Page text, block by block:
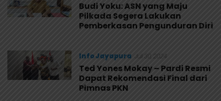
Budi Yoku: ASN yang Maju
Pilkada Segera Lakukan
Pemberkasan Pengunduran Diri
Info Jayapura Juli 30, 2024
Ted Yones Mokay – Pardi Resmi
Dapat Rekomendasi Final dari
Pimnas PKN